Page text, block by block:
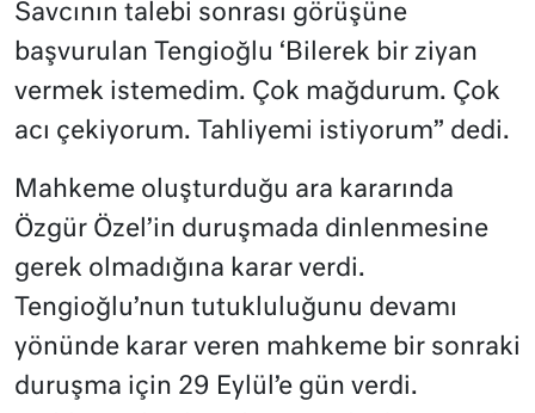
Savcının talebi sonrası görüşüne
başvurulan Tengioğlu ‘Bilerek bir ziyan
vermek istemedim. Çok mağdurum. Çok
acı çekiyorum. Tahliyemi istiyorum” dedi.
Mahkeme oluşturduğu ara kararında
Özgür Özel’in duruşmada dinlenmesine
gerek olmadığına karar verdi.
Tengioğlu’nun tutukluluğunu devamı
yönünde karar veren mahkeme bir sonraki
duruşma için 29 Eylül’e gün verdi.